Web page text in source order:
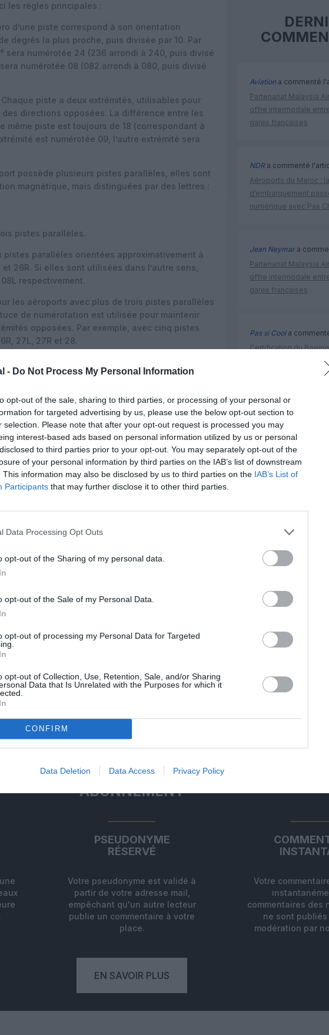
- Do Not Process My Personal Information
opt-out of the sale, sharing to third parties, or processing of your personal or
for targeted advertising by us, please use the below opt-out section to
selection. Please note that after your opt-out request is processed you may
interest-based ads based on personal information utilized by us or personal
to third parties prior to your opt-out. You may separately opt-out of the
of your personal information by third parties on the IAB’s list of downstream
This information may also be disclosed by us to third parties on the IAB’s List of
Participants that may further disclose it to other third parties.
Data Processing Opt Outs
opt-out of the Sharing of my personal data.
opt-out of the Sale of my Personal Data.
opt-out of processing my Personal Data for Targeted
opt-out of Collection, Use, Retention, Sale, and/or Sharing
Data that Is Unrelated with the Purposes for which it
CONFIRM
Data Deletion Data Access Privacy Policy
les règles principales :
d’une piste correspond à son orientation
degrés la plus proche, puis divisée par 10. Par
sera numérotée 24 (236 arrondi à 240, puis divisé
numérotée 08 (082 arrondi à 080, puis divisé
Chaque piste a deux extrémités, utilisables pour
directions opposées. La différence entre les
même piste est toujours de 18 (correspondant à
est numérotée 09, l’autre extrémité sera
possède plusieurs pistes parallèles, elles sont
magnétique, mais distinguées par des lettres :
pistes parallèles.
pistes parallèles orientées approximativement à
26R. Si elles sont utilisées dans l’autre sens,
respectivement.
les aéroports avec plus de trois pistes parallèles
de numérotation est utilisée pour maintenir
opposées. Par exemple, avec cinq pistes
27L, 27R et 28.
est de fournir aux pilotes une indication claire et
à leur cap magnétique lors de l’approche
Les contrôleurs aériens utilisent ces numéros
piste doit être utilisée.
apprécié l’article ?
nous, faites un don !
SOUTENIR
FacebookTwitterPinterestLinkedInEmail Print
commentaire !
UN COMMENTAIRE
Aviation a commenté
Partenariat Malaysia
offre intermodale
gares françaises
NDRa commenté
Aéroports du Maroc :
d’embarquement
numérique avec Pax
Jean Neymara
Partenariat Malaysia
offre intermodale
gares françaises
Pas si Coola
Certification du
FAA donne enfin son
de dix ans de
LIRE
ABONNEMENT
PSEUDONYME
RÉSERVÉ
Votre pseudonyme est validé à
partir de votre adresse mail,
empêchant qu'un autre lecteur
publie un commentaire à votre
place.
Votre
commentaires des
ne sont
modération par
EN SAVOIR PLUS